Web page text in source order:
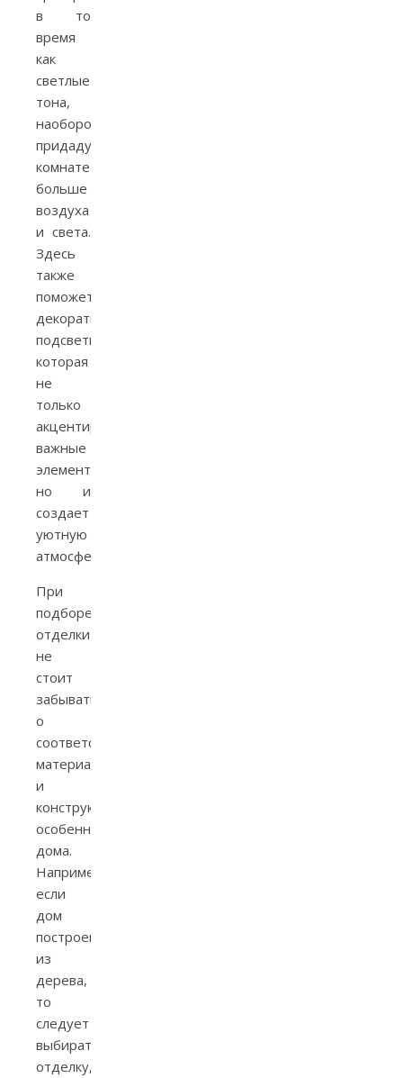
в то
время
как
светлые
тона,
наоборот,
придадут
комнате
больше
воздуха
и света.
Здесь
также
поможет
декоративная
подсветка,
которая
не
только
акцентирует
важные
элементы,
но и
создает
уютную
атмосферу.
При
подборе
отделки
не
стоит
забывать
о
соответствии
материалов
и
конструктивных
особенностей
дома.
Например,
если
дом
построен
из
дерева,
то
следует
выбирать
отделку,